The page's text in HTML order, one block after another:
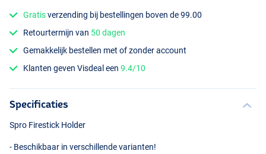
Gratisverzending bij bestellingen boven de 99.00
Retourtermijn van 50 dagen
Gemakkelijk bestellen met of zonder account
Klanten geven Visdeal een9.4/10
Specificaties
Spro Firestick Holder
- Beschikbaar in verschillende varianten!